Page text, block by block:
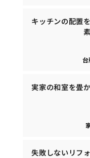
キッチンの配置
台
実家の和室を畳
失敗しないリフ